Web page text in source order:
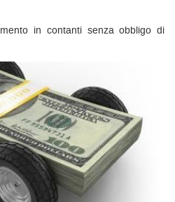
in contanti senza obbligo di